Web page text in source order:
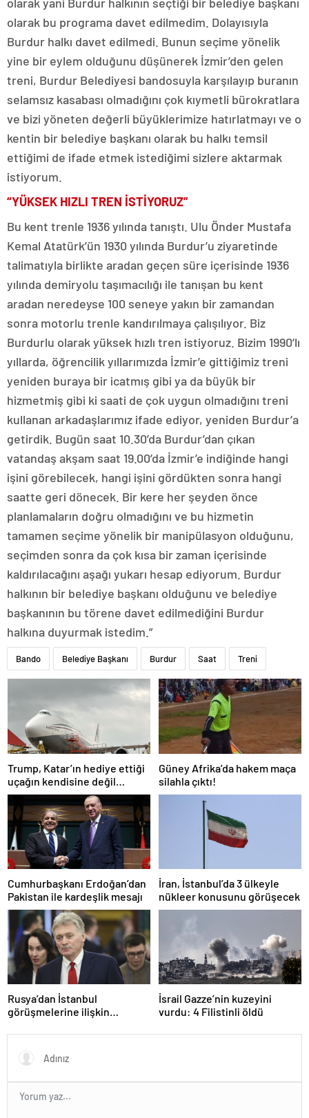
olarak bu programa davet edilmedim. Dolayısıyla
Burdur halkı davet edilmedi. Bunun seçime yönelik
yine bir eylem olduğunu düşünerek İzmir’den gelen
treni, Burdur Belediyesi bandosuyla karşılayıp buranın
selamsız kasabası olmadığını çok kıymetli bürokratlara
ve bizi yöneten değerli büyüklerimize hatırlatmayı ve o
kentin bir belediye başkanı olarak bu halkı temsil
ettiğimi de ifade etmek istediğimi sizlere aktarmak
istiyorum.
“YÜKSEK HIZLI TREN İSTİYORUZ”
Bu kent trenle 1936 yılında tanıştı. Ulu Önder Mustafa
Kemal Atatürk’ün 1930 yılında Burdur’u ziyaretinde
talimatıyla birlikte aradan geçen süre içerisinde 1936
yılında demiryolu taşımacılığı ile tanışan bu kent
aradan neredeyse 100 seneye yakın bir zamandan
sonra motorlu trenle kandırılmaya çalışılıyor. Biz
Burdurlu olarak yüksek hızlı tren istiyoruz. Bizim 1990’lı
yıllarda, öğrencilik yıllarımızda İzmir’e gittiğimiz treni
yeniden buraya bir icatmış gibi ya da büyük bir
hizmetmiş gibi ki saati de çok uygun olmadığını treni
kullanan arkadaşlarımız ifade ediyor, yeniden Burdur’a
getirdik. Bugün saat 10.30’da Burdur’dan çıkan
vatandaş akşam saat 19.00’da İzmir’e indiğinde hangi
işini görebilecek, hangi işini gördükten sonra hangi
saatte geri dönecek. Bir kere her şeyden önce
planlamaların doğru olmadığını ve bu hizmetin
tamamen seçime yönelik bir manipülasyon olduğunu,
seçimden sonra da çok kısa bir zaman içerisinde
kaldırılacağını aşağı yukarı hesap ediyorum. Burdur
halkının bir belediye başkanı olduğunu ve belediye
başkanının bu törene davet edilmediğini Burdur
halkına duyurmak istedim.”
Bando Belediye Başkanı Burdur Saat Treni
Trump, Katar’ın hediye ettiği
uçağın kendisine değil
Pentagon’a verileceğini
açıkladı
Güney Afrika’da hakem maça
silahla çıktı!
Cumhurbaşkanı Erdoğan’dan
Pakistan ile kardeşlik mesajı
İran, İstanbul’da 3 ülkeyle
nükleer konusunu görüşecek
Rusya’dan İstanbul
görüşmelerine ilişkin
İsrail Gazze’nin kuzeyini
vurdu: 4 Filistinli öldü